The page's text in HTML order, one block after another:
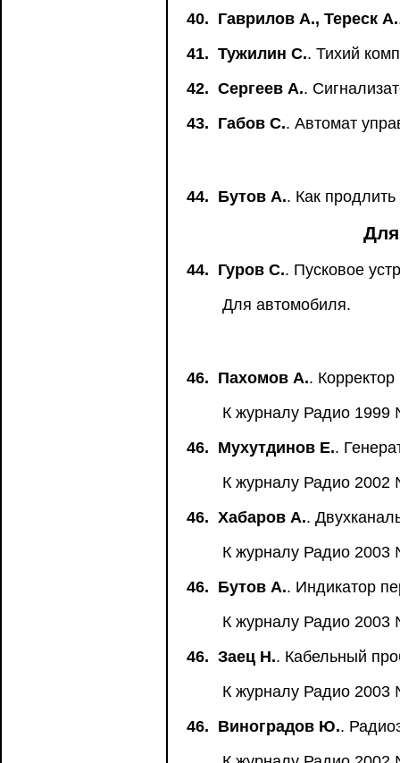
40. Гаврилов А., Тереск А.
41. Тужилин С.. Тихий
42. Сергеев А..
43. Габов С.. Автомат
44. Бутов А.. Как
44. Гуров С.. Пусковое
Для автомобиля.
46. Пахомов А.. Корректор
К журналу Радио
46. Мухутдинов Е..
К журналу Радио 2002
46. Хабаров А..
К журналу Радио
46. Бутов А.. Индикатор
К журналу Радио 2003
46. Заец Н.. Кабельный
К журналу Радио
46. Виноградов Ю..